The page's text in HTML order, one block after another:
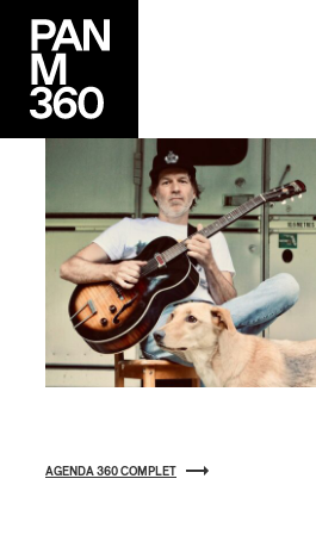
AGENDA 360 COMPLET